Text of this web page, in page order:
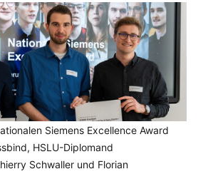
Siemens Excellence Award
HSLU-Diplomand
Schwaller und Florian